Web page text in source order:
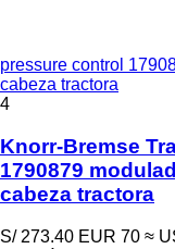
pressure control
cabeza tractora
4
Knorr-Bremse
1790879
cabeza tractora
S/ 273.40 EUR 70 ≈